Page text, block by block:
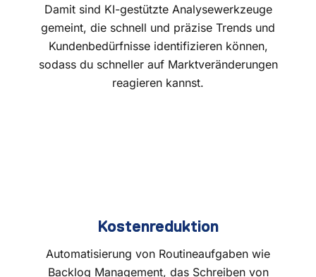
Damit sind KI-gestützte Analysewerkzeuge
gemeint, die schnell und präzise Trends und
Kundenbedürfnisse identifizieren können,
sodass du schneller auf Marktveränderungen
reagieren kannst.
Kostenreduktion
Automatisierung von Routineaufgaben wie
Backlog Management, das Schreiben von